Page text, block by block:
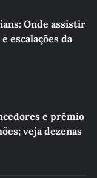
Onde assistir
escalações da
e prêmio
veja dezenas